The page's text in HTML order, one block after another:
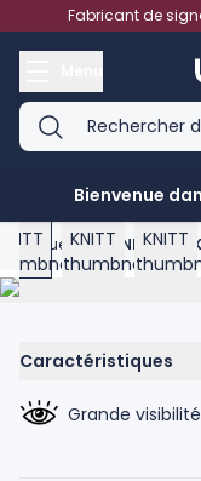
Aller au contenu
Fabricant de
Bienvenue
Accueil > BANDEROLE
Product image gallery
View larger image
View larger
Caractéristiques
Grande visibilité